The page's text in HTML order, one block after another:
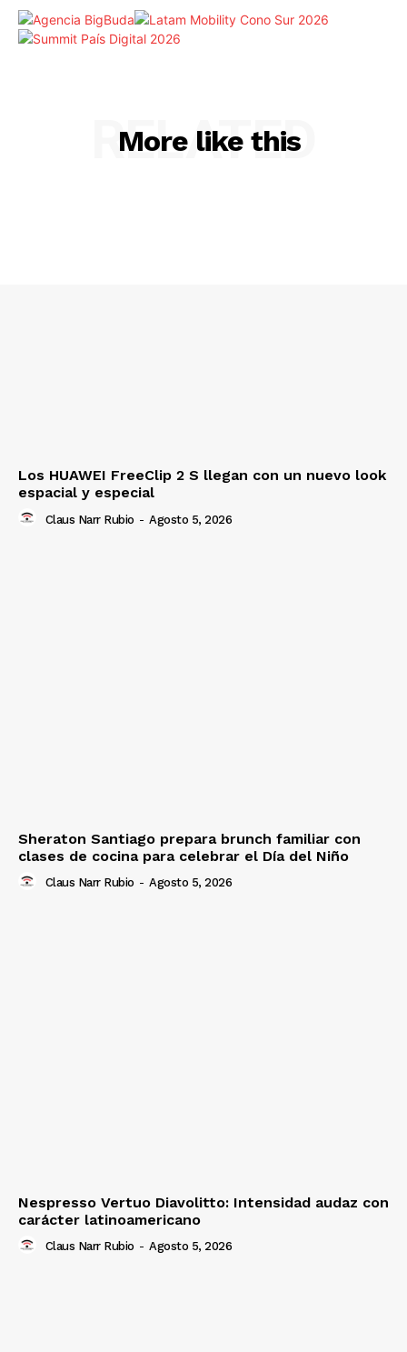
HUAWEI MateBook 14
More like this
RELATED
Los HUAWEI FreeClip 2 S llegan con un nuevo look
espacial y especial
Claus Narr Rubio - Agosto 5, 2026
Sheraton Santiago prepara brunch familiar con
clases de cocina para celebrar el Día del Niño
Claus Narr Rubio - Agosto 5, 2026
Nespresso Vertuo Diavolitto: Intensidad audaz con
carácter latinoamericano
Claus Narr Rubio - Agosto 5, 2026